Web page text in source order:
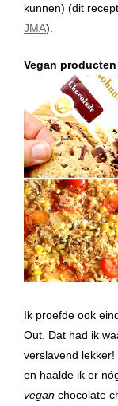
kunnen) (dit
JMA).
Vegan producten
Ik proefde ook
Out. Dat had ik
verslavend
en haalde ik er
vegan chocolate